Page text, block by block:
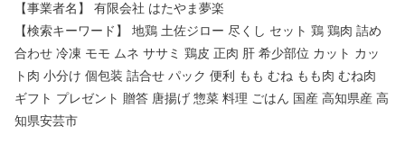
【事業者名】 有限会社 はたやま夢楽
【検索キーワード】 地鶏 土佐ジロー 尽くし セット 鶏 鶏肉 詰め
合わせ 冷凍 モモ ムネ ササミ 鶏皮 正肉 肝 希少部位 カット カッ
ト肉 小分け 個包装 詰合せ パック 便利 もも むね もも肉 むね肉
ギフト プレゼント 贈答 唐揚げ 惣菜 料理 ごはん 国産 高知県産 高
知県安芸市